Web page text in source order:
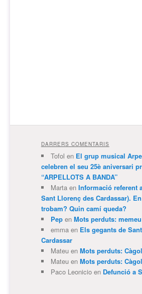
DARRERS COMENTARIS
Tofol en El grup musical
celebren el seu 25è aniversari
“ARPELLOTS A BANDA”
Martaen Informació referent
Sant Llorenç des Cardassar).
trobam? Quin camí queda?
Pepen Mots perduts: memeu
emmaen Els gegants de
Cardassar
Mateuen Mots perduts:
Mateuen Mots perduts:
Paco Leonicioen Defunció a